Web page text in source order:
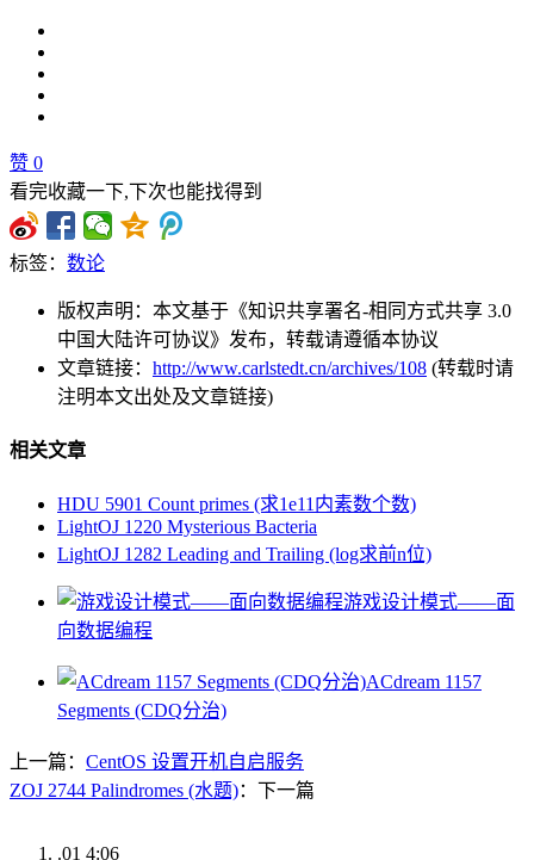
赞 0
看完收藏一下,下次也能找得到
标签： 数论
版权声明：本文基于《知识共享署名-相同方式共享 3.0
中国大陆许可协议》发布，转载请遵循本协议
文章链接： http://www.carlstedt.cn/archives/108 (转载时请
注明本文出处及文章链接)
相关文章
HDU 5901 Count primes (求1e11内素数个数)
LightOJ 1220 Mysterious Bacteria
LightOJ 1282 Leading and Trailing (log求前n位)
游戏设计模式——面
向数据编程
ACdream 1157
Segments (CDQ分治)
上一篇： CentOS 设置开机自启服务
ZOJ 2744 Palindromes (水题)：下一篇
.01 4:06